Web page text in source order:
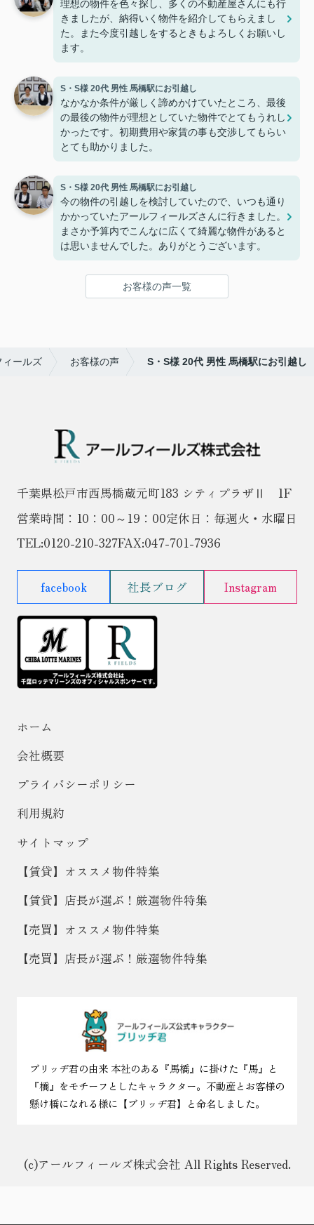
理想の物件を色々探し、多くの不動産屋さんにも行
きましたが、納得いく物件を紹介してもらえまし
た。また今度引越しをするときもよろしくお願いし
ます。
S・S様 20代 男性 馬橋駅にお引越し
なかなか条件が厳しく諦めかけていたところ、最後
の最後の物件が理想としていた物件でとてもうれし
かったです。初期費用や家賃の事も交渉してもらい
とても助かりました。
S・S様 20代 男性 馬橋駅にお引越し
今の物件の引越しを検討していたので、いつも通り
かかっていたアールフィールズさんに行きました。
まさか予算内でこんなに広くて綺麗な物件があると
は思いませんでした。ありがとうございます。
お客様の声一覧
ィールズ お客様の声 S・S様 20代 男性 馬橋駅にお引越し
千葉県松戸市西馬橋蔵元町183 シティプラザⅡ 1F
営業時間：10：00～19：00定休日：毎週火・水曜日
TEL:0120-210-327FAX:047-701-7936
facebook 社長ブログ Instagram
ホーム
会社概要
プライバシーポリシー
利用規約
サイトマップ
【賃貸】オススメ物件特集
【賃貸】店長が選ぶ！厳選物件特集
【売買】オススメ物件特集
【売買】店長が選ぶ！厳選物件特集
ブリッヂ君の由来 本社のある『馬橋』に掛けた『馬』と
『橋』をモチーフとしたキャラクター。不動産とお客様の
懸け橋になれる様に【ブリッヂ君】と命名しました。
(c)アールフィールズ株式会社 All Rights Reserved.